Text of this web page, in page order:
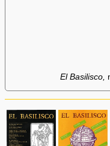
El Basilisco,